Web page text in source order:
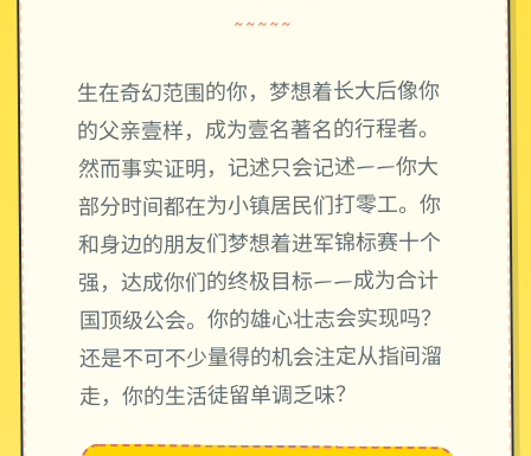
~~~~~
生在奇幻范围的你，梦想着长大后像你
的父亲壹样，成为壹名著名的行程者。
然而事实证明，记述只会记述——你大
部分时间都在为小镇居民们打零工。你
和身边的朋友们梦想着进军锦标赛十个
强，达成你们的终极目标——成为合计
国顶级公会。你的雄心壮志会实现吗？
还是不可不少量得的机会注定从指间溜
走，你的生活徒留单调乏味？